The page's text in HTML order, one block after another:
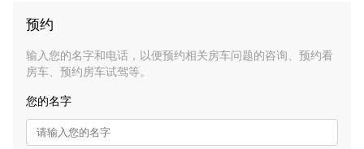
预约
输入您的名字和电话，以便预约相关房车问题的咨询、预约看
房车、预约房车试驾等。
您的名字